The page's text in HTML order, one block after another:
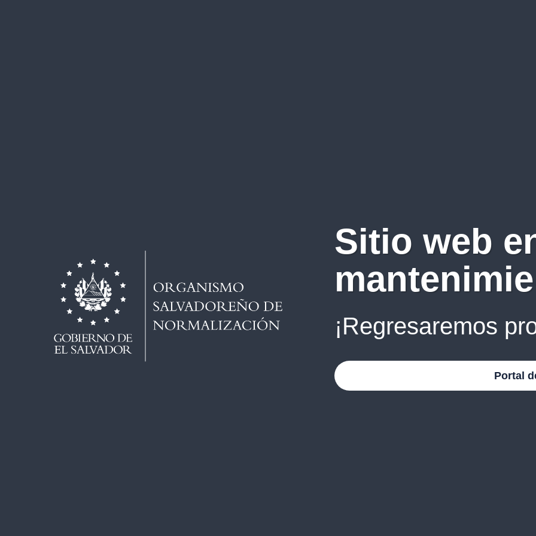
Sitio web
¡Regresaremos
Portal